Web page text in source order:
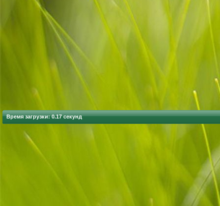
Время загрузки: 0.17 секунд